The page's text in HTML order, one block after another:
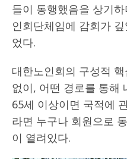
들이 동행했음을 상기
인회단체임에 감회가
었다.
대한노인회의 구성적
없이, 어떤 경로를 통해
65세 이상이면 국적에
라면 누구나 회원으로
이 열려있다.